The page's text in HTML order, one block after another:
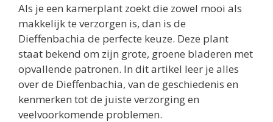
Als je een kamerplant zoekt die zowel mooi als
makkelijk te verzorgen is, dan is de
Dieffenbachia de perfecte keuze. Deze plant
staat bekend om zijn grote, groene bladeren met
opvallende patronen. In dit artikel leer je alles
over de Dieffenbachia, van de geschiedenis en
kenmerken tot de juiste verzorging en
veelvoorkomende problemen.